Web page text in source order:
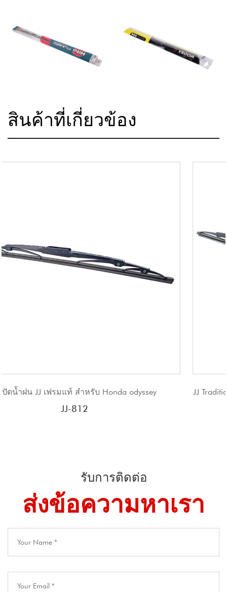
สินค้าที่เกี่ยวข้อง
JJ Traditional Frame Windshield Wiper Blade
รับการติดต่อ
ส่งข้อความหาเรา